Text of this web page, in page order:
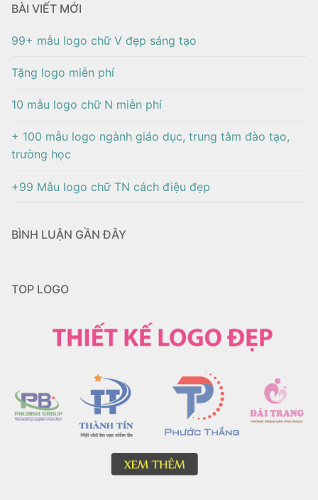
BÀI VIẾT MỚI
99+ mẫu logo chữ V đẹp sáng tạo
Tặng logo miễn phí
10 mẫu logo chữ N miễn phí
+ 100 mẫu logo ngành giáo dục, trung tâm đào tạo,
trường học
+99 Mẫu logo chữ TN cách điệu đẹp
BÌNH LUẬN GẦN ĐÂY
TOP LOGO